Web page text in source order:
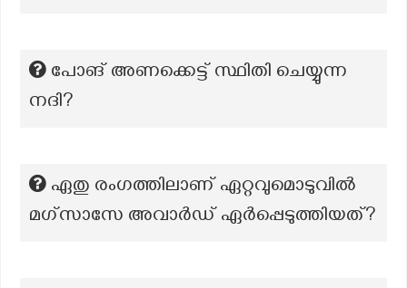
പോങ് അണക്കെട്ട് സ്ഥിതി ചെയ്യുന്ന
നദി?
ഏതു രംഗത്തിലാണ് ഏറ്റവുമൊടുവിൽ
മഗ്‌സാസേ അവാർഡ് ഏർപ്പെടുത്തിയത്?